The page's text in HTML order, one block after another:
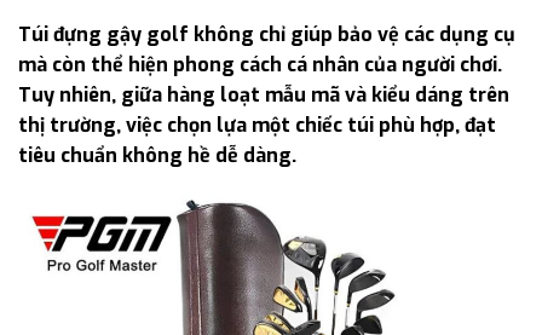
Túi đựng gậy golf không chỉ giúp bảo vệ các dụng cụ
mà còn thể hiện phong cách cá nhân của người chơi.
Tuy nhiên, giữa hàng loạt mẫu mã và kiểu dáng trên
thị trường, việc chọn lựa một chiếc túi phù hợp, đạt
tiêu chuẩn không hề dễ dàng.